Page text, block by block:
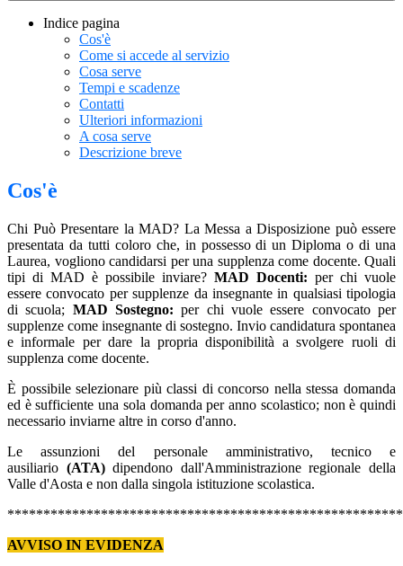
Indice pagina
Cos'è
Come si accede al servizio
Cosa serve
Tempi e scadenze
Contatti
Ulteriori informazioni
A cosa serve
Descrizione breve
Cos'è
Chi Può Presentare la MAD? La Messa a Disposizione può essere
presentata da tutti coloro che, in possesso di un Diploma o di una
Laurea, vogliono candidarsi per una supplenza come docente. Quali
tipi di MAD è possibile inviare? MAD Docenti: per chi vuole
essere convocato per supplenze da insegnante in qualsiasi tipologia
di scuola; MAD Sostegno: per chi vuole essere convocato per
supplenze come insegnante di sostegno. Invio candidatura spontanea
e informale per dare la propria disponibilità a svolgere ruoli di
supplenza come docente.
È possibile selezionare più classi di concorso nella stessa domanda
ed è sufficiente una sola domanda per anno scolastico; non è quindi
necessario inviarne altre in corso d'anno.
Le assunzioni del personale amministrativo, tecnico e
ausiliario (ATA)dipendono dall'Amministrazione regionale della
Valle d'Aosta e non dalla singola istituzione scolastica.
AVVISO IN EVIDENZA